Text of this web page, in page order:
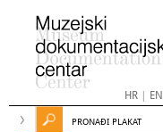
HR| EN
PRONAĐI PLAKAT